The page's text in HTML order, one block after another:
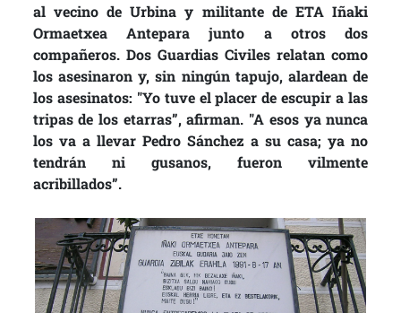
al vecino de Urbina y militante de ETA Iñaki
Ormaetxea Antepara junto a otros dos
compañeros. Dos Guardias Civiles relatan como
los asesinaron y, sin ningún tapujo, alardean de
los asesinatos: "Yo tuve el placer de escupir a las
tripas de los etarras”, afirman. "A esos ya nunca
los va a llevar Pedro Sánchez a su casa; ya no
tendrán ni gusanos, fueron vilmente
acribillados”.